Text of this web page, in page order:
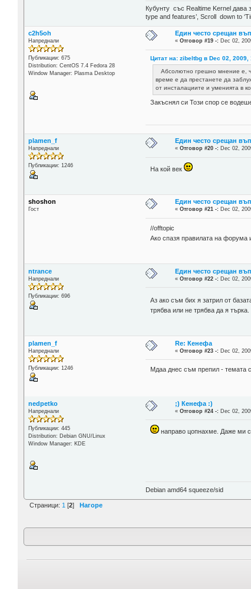
Кубунту със Realtime Kernel дава
type and features’, Scroll down to
c2h5oh
Напреднали
Публикации: 675
Distribution: CentOS 7.4 Fedora 28
Window Manager: Plasma Desktop
Един често срещан
«Отговор #19 -: Dec 02,
Цитат на: zibeltbg в Dec 02, 2009,
Абсолютно грешно мнение е,
време е да престанете да
от инсталациите и уменията в
Закъснял си Този спор се
plamen_f
Напреднали
Публикации: 1246
Един често срещан
«Отговор #20 -: Dec 02,
На кой век
shoshon
Гост
Един често срещан
«Отговор #21 -: Dec 02,
//offtopic
Ако спазя правилата на форума
ntrance
Напреднали
Публикации: 696
Един често срещан
«Отговор #22 -: Dec 02,
Аз ако съм бих я затрил от
трябва или не трябва да я търка.
plamen_f
Напреднали
Публикации: 1246
Re: Кенефа
«Отговор #23 -: Dec 02,
Mдаа днес съм препил - темата
nedpetko
Напреднали
Публикации: 445
Distribution: Debian GNU/Linux
Window Manager: KDE
;) Кенефа :)
«Отговор #24 -: Dec 02,
направо цопнахме. Даже ми
Debian amd64 squeeze/sid
Страници: 1 [2] Нагоре